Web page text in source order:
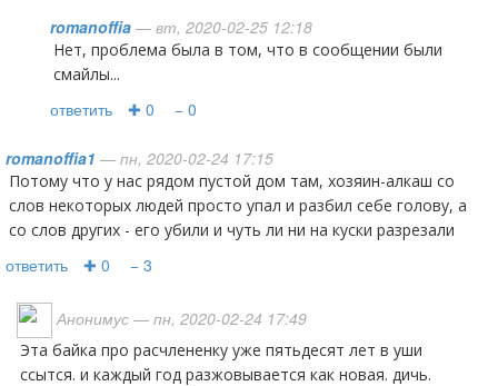
romanoffia — вт, 2020-02-25 12:18
Нет, проблема была в том, что в сообщении были
смайлы...
ответить ✚ 0 − 0
romanoffia1 — пн, 2020-02-24 17:15
Потому что у нас рядом пустой дом там, хозяин-алкаш со
слов некоторых людей просто упал и разбил себе голову, а
со слов других - его убили и чуть ли ни на куски разрезали
ответить ✚ 0 − 3
Анонимус — пн, 2020-02-24 17:49
эта байка про расчлененку уже пятьдесят лет в уши
ссытся. и каждый год разжовывается как новая. дичь.